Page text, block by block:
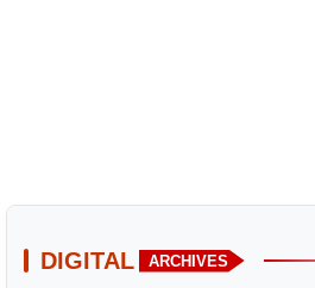
DIGITAL ARCHIVES